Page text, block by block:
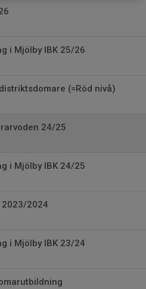
i Mjölby IBK 25/26
(=Röd nivå)
24/25
i Mjölby IBK 24/25
2023/2024
i Mjölby IBK 23/24